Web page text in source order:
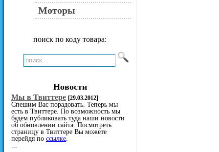
Моторы
поиск по коду товара:
Новости
Мы в Твиттере [29.03.2012]
Спешим Вас порадовать. Теперь мы
есть в Твиттере. По возможность мы
будем публиковать туда наши новости
об обновлении сайта. Посмотреть
страницу в Твиттере Вы можете
перейдя по ссылке